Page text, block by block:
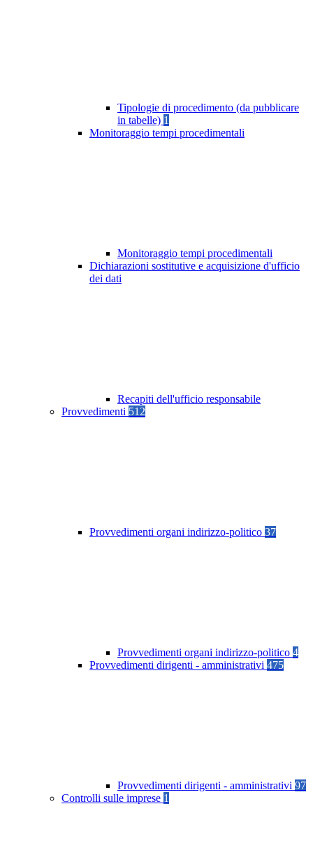
Tipologie di procedimento (da pubblicare
in tabelle) 1
Monitoraggio tempi procedimentali
Monitoraggio tempi procedimentali
Dichiarazioni sostitutive e acquisizione d'ufficio
dei dati
Recapiti dell'ufficio responsabile
Provvedimenti 512
Provvedimenti organi indirizzo-politico 37
Provvedimenti organi indirizzo-politico 4
Provvedimenti dirigenti - amministrativi 475
Provvedimenti dirigenti - amministrativi 97
Controlli sulle imprese 1